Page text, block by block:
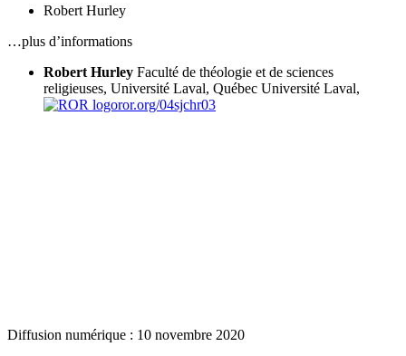
Robert Hurley
…plus d’informations
Robert Hurley Faculté de théologie et de sciences
religieuses, Université Laval, Québec Université Laval,
ror.org/04sjchr03
Diffusion numérique : 10 novembre 2020